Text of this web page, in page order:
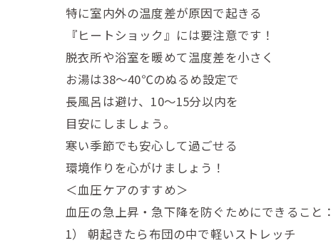
特に室内外の温度差が原因で起きる
『ヒートショック』には要注意です！
脱衣所や浴室を暖めて温度差を小さく
お湯は38～40℃のぬるめ設定で
長風呂は避け、10～15分以内を
目安にしましょう。
寒い季節でも安心して過ごせる
環境作りを心がけましょう！
＜血圧ケアのすすめ＞
血圧の急上昇・急下降を防ぐためにできること：
1） 朝起きたら布団の中で軽いストレッチ